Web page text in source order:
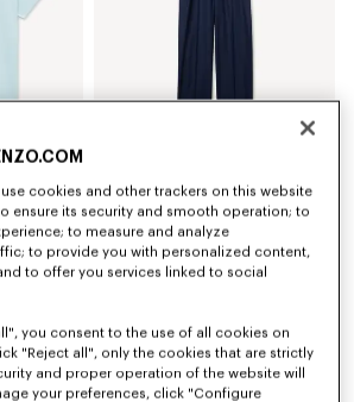
'KENZO Tulip' スモール フィット Tシャツ イン コットン
エラスティック パンツ イン バージン ウール
¥ 77,000
cookies and other trackers on this website
ensure its security and smooth operation; to
to measure and analyze
to provide you with personalized content,
to offer you services linked to social
you consent to the use of all cookies on
"Reject all", only the cookies that are strictly
and proper operation of the website will
your preferences, click "Configure